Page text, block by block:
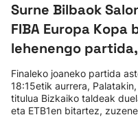
Surne Bilbaok
FIBA Europa
lehenengo partida,
Finaleko joaneko partida
18:15etik aurrera,
titulua Bizkaiko taldeak
eta ETB1en bitartez,